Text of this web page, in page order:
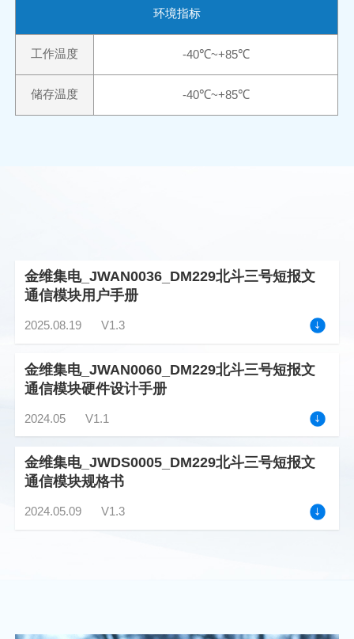
环境指标
工作温度 -40℃~+85℃
储存温度 -40℃~+85℃
金维集电_JWAN0036_DM229北斗三号短报文
通信模块用户手册
2025.08.19 V1.3
金维集电_JWAN0060_DM229北斗三号短报文
通信模块硬件设计手册
2024.05 V1.1
金维集电_JWDS0005_DM229北斗三号短报文
通信模块规格书
2024.05.09 V1.3